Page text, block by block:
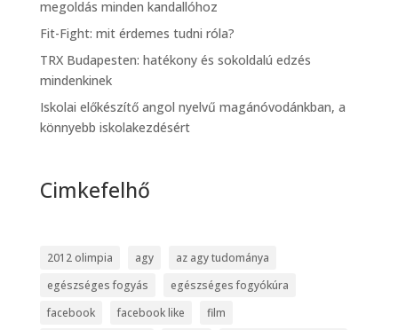
megoldás minden kandallóhoz
Fit-Fight: mit érdemes tudni róla?
TRX Budapesten: hatékony és sokoldalú edzés
mindenkinek
Iskolai előkészítő angol nyelvű magánóvodánkban, a
könnyebb iskolakezdésért
Cimkefelhő
2012 olimpia agy
az agy tudománya
egészséges fogyás
egészséges fogyókúra
facebook
facebook like
film